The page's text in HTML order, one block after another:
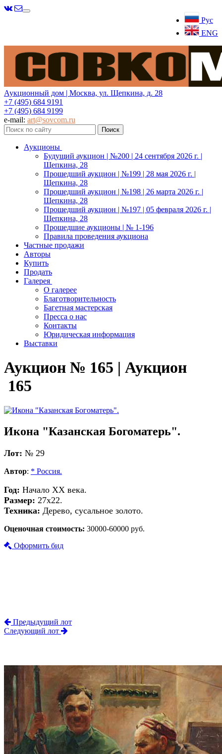
Рус
ENG
Меню
Аукционный дом | Москва, ул. Щепкина, д. 28
+7 (495) 684 9191
+7 (495) 684 9199
e-mail: art@sovcom.ru
Аукционы
Будущий аукцион | №200 | 24 сентября 2026 г. |
Щепкина, 28
Прошедший аукцион | №199 | 28 мая 2026 г. |
Щепкина, 28
Прошедший аукцион | №198 | 26 марта 2026 г. |
Щепкина, 28
Прошедший аукцион | №197 | 05 февраля 2026 г. |
Щепкина, 28
Прошедшие аукционы | № 1-196
Правила проведения аукциона
Частные продажи
Авторы
Купить
Продать
Галерея
О галерее
Благотворительность
Багетная мастерская
Пресса о нас
Контакты
Юридическая информация
Выставки
Аукцион № 165 | Аукцион
165
Икона "Казанская Богоматерь".
Лот: № 29
Автор: * Россия.
Год: Начало ХХ века.
Размер: 27х22.
Техника: Дерево, сусальное золото.
Оценочная стоимость: 30000-60000 руб.
Оформить бид
Предыдущий лот
Следующий лот